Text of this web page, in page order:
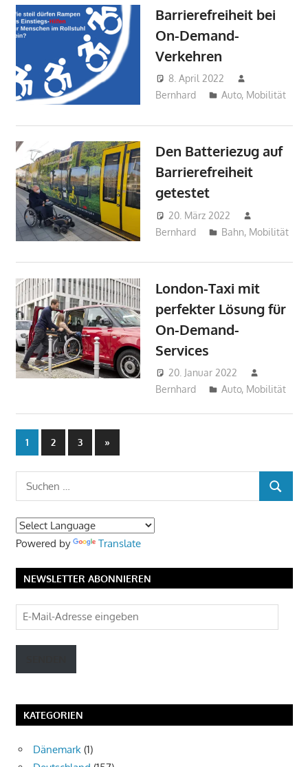
Barrierefreiheit bei
On-Demand-
Verkehren
8. April 2022
Bernhard
Auto, Mobilität
Den Batteriezug auf
Barrierefreiheit
getestet
20. März 2022
Bernhard
Bahn, Mobilität
London-Taxi mit
perfekter Lösung für
On-Demand-
Services
20. Januar 2022
Bernhard
Auto, Mobilität
Seitennummerierung
der
Beiträge
1 2 3
Nächste
Beiträge
»
Suchen
nach:
SUCHEN
Powered by Translate
NEWSLETTER ABONNIEREN
E-
Mail-
Adresse
KATEGORIEN
Dänemark (1)